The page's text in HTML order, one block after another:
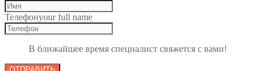
Телефонyour full name
В ближайшее время специалист свяжется с вами!